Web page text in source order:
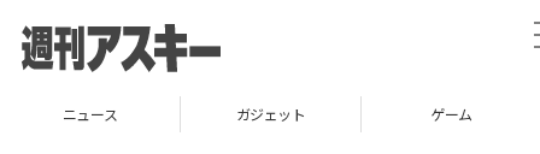
ニュース ガジェット ゲーム